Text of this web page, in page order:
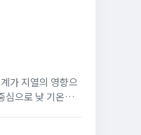
가 지열의 영향으
심으로 낮 기온이